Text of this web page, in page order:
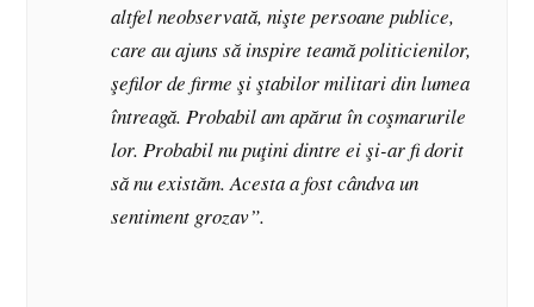
altfel neobservată, nişte persoane publice,
care au ajuns să inspire teamă politicienilor,
şefilor de firme şi ştabilor militari din lumea
întreagă. Probabil am apărut în coşmarurile
lor. Probabil nu puţini dintre ei şi-ar fi dorit
să nu existăm. Acesta a fost cândva un
sentiment grozav”.